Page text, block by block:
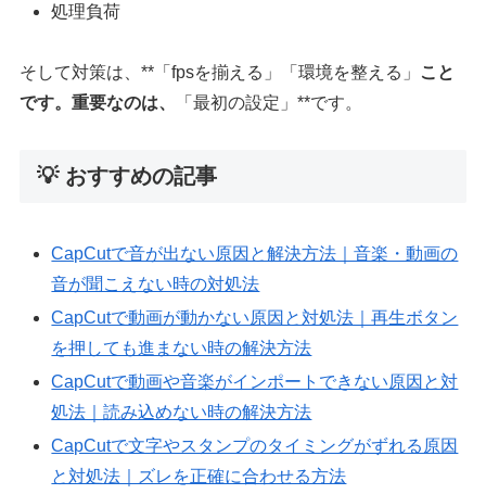
処理負荷
そして対策は、**「fpsを揃える」「環境を整える」
こと
です。重要なのは、
「最初の設定」**です。
💡 おすすめの記事
CapCutで音が出ない原因と解決方法｜音楽・動画の
音が聞こえない時の対処法
CapCutで動画が動かない原因と対処法｜再生ボタン
を押しても進まない時の解決方法
CapCutで動画や音楽がインポートできない原因と対
処法｜読み込めない時の解決方法
CapCutで文字やスタンプのタイミングがずれる原因
と対処法｜ズレを正確に合わせる方法